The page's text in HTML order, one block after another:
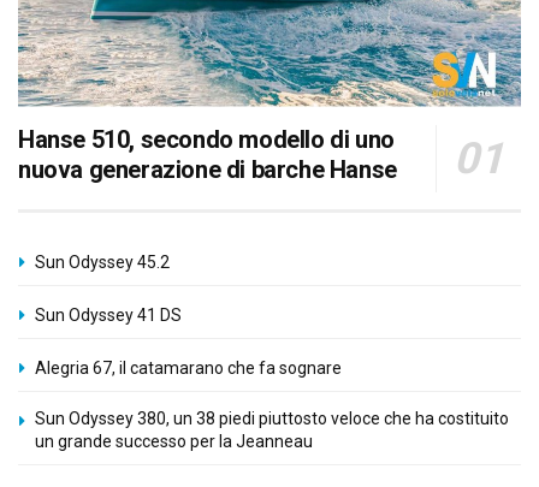
Hanse 510, secondo modello di uno
nuova generazione di barche Hanse
Sun Odyssey 45.2
Sun Odyssey 41 DS
Alegria 67, il catamarano che fa sognare
Sun Odyssey 380, un 38 piedi piuttosto veloce che ha costituito
un grande successo per la Jeanneau